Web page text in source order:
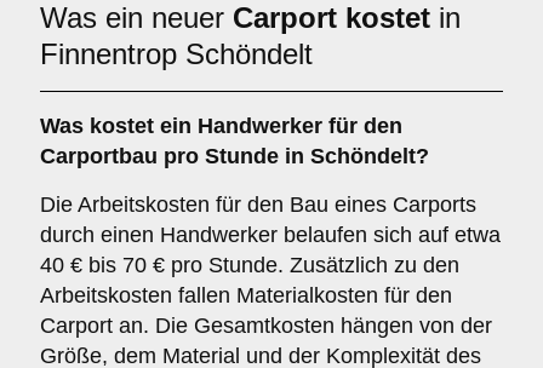
Was ein neuer Carport kostet in
Finnentrop Schöndelt
Was kostet ein Handwerker für den
Carportbau pro Stunde in Schöndelt?
Die Arbeitskosten für den Bau eines Carports
durch einen Handwerker belaufen sich auf etwa
40 € bis 70 € pro Stunde. Zusätzlich zu den
Arbeitskosten fallen Materialkosten für den
Carport an. Die Gesamtkosten hängen von der
Größe, dem Material und der Komplexität des